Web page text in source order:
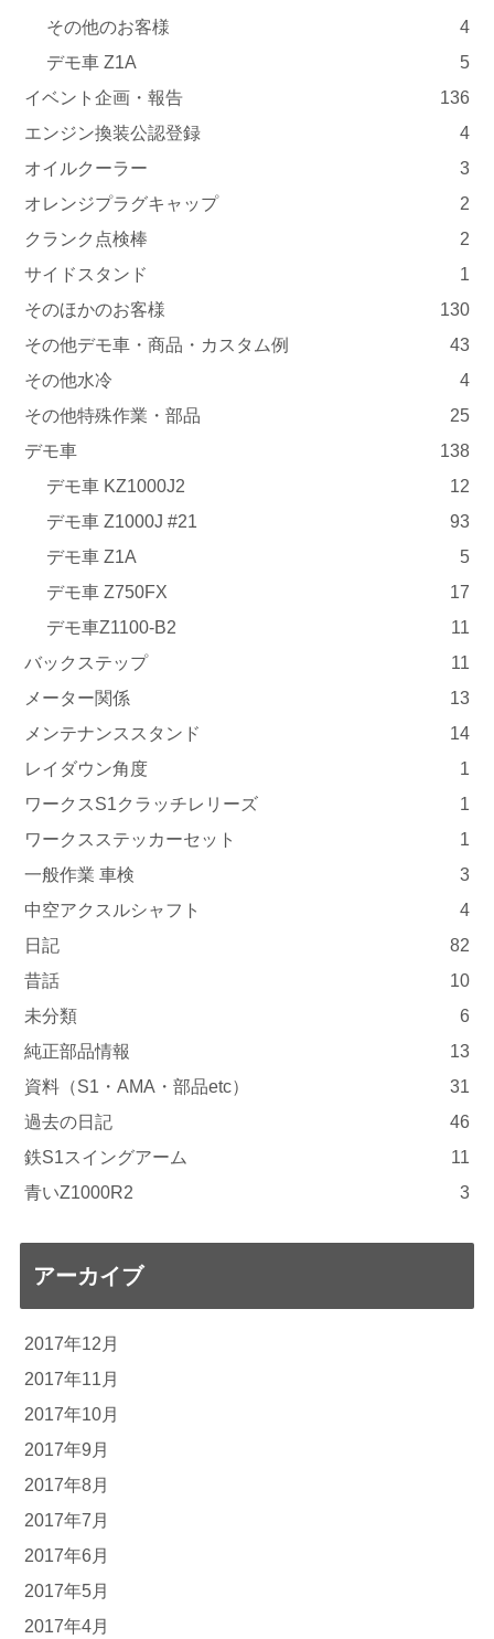
その他のお客様
4
デモ車 Z1A
5
イベント企画・報告
136
エンジン換装公認登録
4
オイルクーラー
3
オレンジプラグキャップ
2
クランク点検棒
2
サイドスタンド
1
そのほかのお客様
130
その他デモ車・商品・カスタム例
43
その他水冷
4
その他特殊作業・部品
25
デモ車
138
デモ車 KZ1000J2
12
デモ車 Z1000J #21
93
デモ車 Z1A
5
デモ車 Z750FX
17
デモ車Z1100-B2
11
バックステップ
11
メーター関係
13
メンテナンススタンド
14
レイダウン角度
1
ワークスS1クラッチレリーズ
1
ワークスステッカーセット
1
一般作業 車検
3
中空アクスルシャフト
4
日記
82
昔話
10
未分類
6
純正部品情報
13
資料（S1・AMA・部品etc）
31
過去の日記
46
鉄S1スイングアーム
11
青いZ1000R2
3
アーカイブ
2017年12月
2017年11月
2017年10月
2017年9月
2017年8月
2017年7月
2017年6月
2017年5月
2017年4月